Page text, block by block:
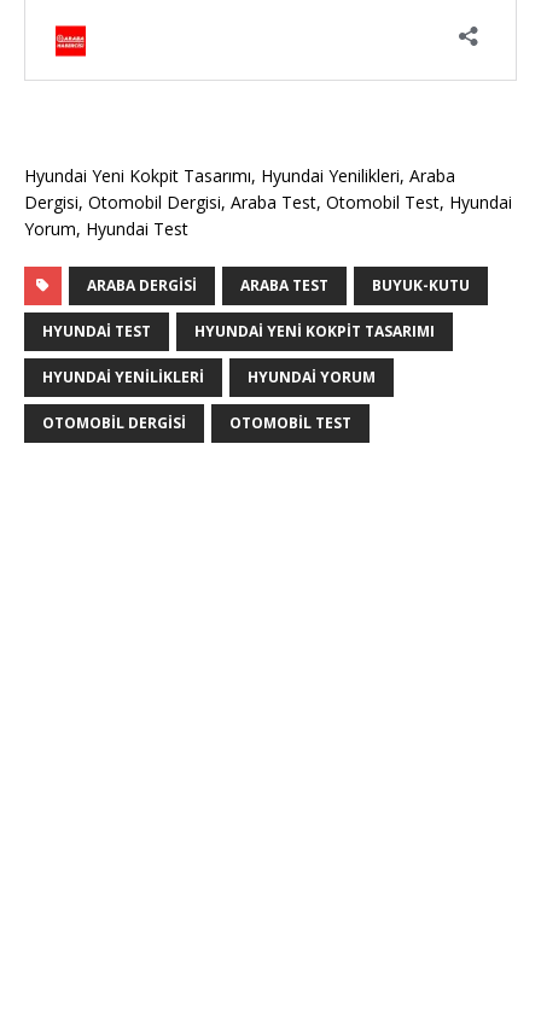
Hyundai Yeni Kokpit Tasarımı, Hyundai Yenilikleri, Araba
Dergisi, Otomobil Dergisi, Araba Test, Otomobil Test, Hyundai
Yorum, Hyundai Test
ARABA DERGISI ARABA TEST BUYUK-KUTU
HYUNDAI TEST HYUNDAI YENI KOKPIT TASARIMI
HYUNDAI YENILIKLERI HYUNDAI YORUM
OTOMOBIL DERGISI OTOMOBIL TEST